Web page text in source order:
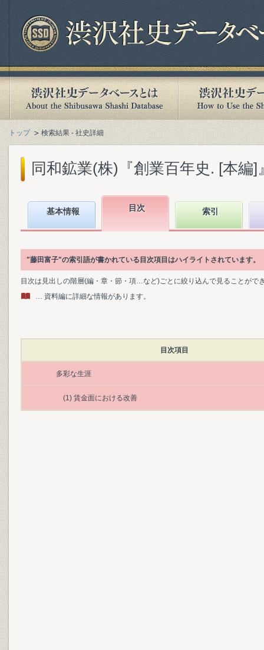
トップ 検索結果 - 社史詳細
同和鉱業(株)『創業百年史. [本編]
基本情報 目次 索引
"藤田富子"の索引語が書かれている目次項目はハイライトされています。
目次は見出しの階層(編・章・節・項…など)ごとに絞り込んで見ることがで
… 資料編に詳細な情報があります。
目次項目
多彩な生涯
(1) 賃金面における改善